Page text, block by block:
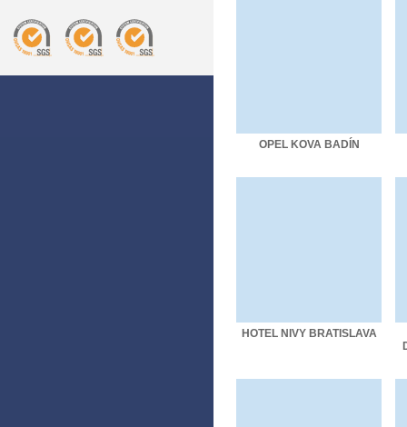
OPEL KOVA BADÍN
HOTEL NIVY BRATISLAVA